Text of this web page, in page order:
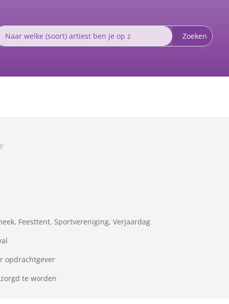
Feesttent, Sportvereniging, Verjaardag
opdrachtgever
te worden